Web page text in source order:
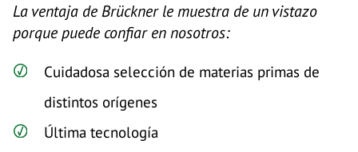
La ventaja de Brückner le muestra de un vistazo
porque puede confiar en nosotros:
Cuidadosa selección de materias primas de
distintos orígenes
Última tecnología